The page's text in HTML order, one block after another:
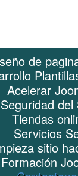
de
Acelerar
Seguridad del
Tiendas
Servicios
sitio
Formación